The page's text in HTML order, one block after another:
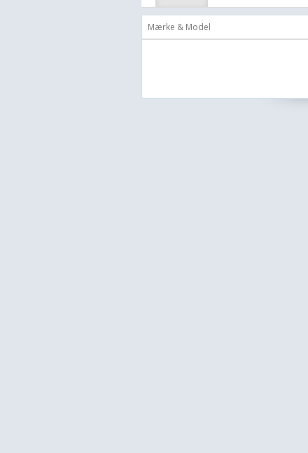
Mærke & Model